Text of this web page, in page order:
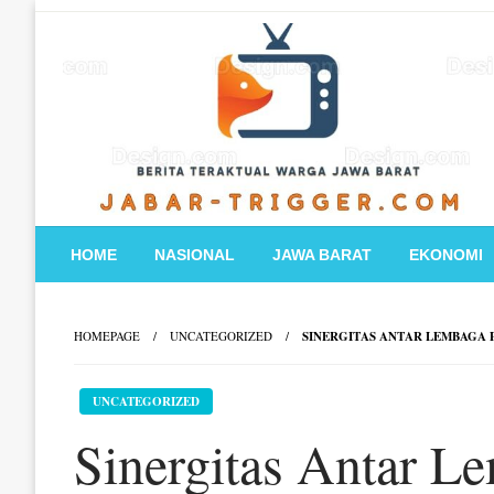
HOME NASIONAL JAWA BARAT EKONOMI
HOMEPAGE UNCATEGORIZED SINERGITAS ANTAR
UNCATEGORIZED
Sinergitas Antar